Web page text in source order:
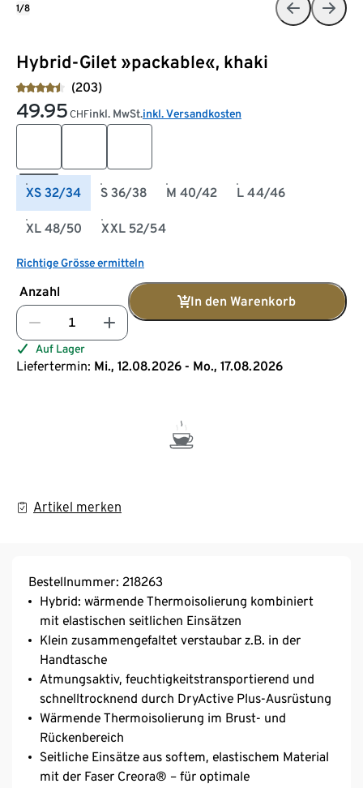
Hybrid-Gilet »packable«, khaki
(203)
49.95 CHFinkl. MwSt.inkl. Versandkosten
XS 32/34 S 36/38 M 40/42 L 44/46
XL 48/50 XXL 52/54
Richtige Grösse ermitteln
Anzahl
In den Warenkorb
Auf Lager
Liefertermin: Mi., 12.08.2026 - Mo., 17.08.2026
Artikel merken
1/8
Bestellnummer: 218263
Hybrid: wärmende Thermoisolierung kombiniert
mit elastischen seitlichen Einsätzen
Klein zusammengefaltet verstaubar z.B. in der
Handtasche
Atmungsaktiv, feuchtigkeitstransportierend und
schnelltrocknend durch DryActive Plus-Ausrüstung
Wärmende Thermoisolierung im Brust- und
Rückenbereich
Seitliche Einsätze aus softem, elastischem Material
mit der Faser Creora® – für optimale